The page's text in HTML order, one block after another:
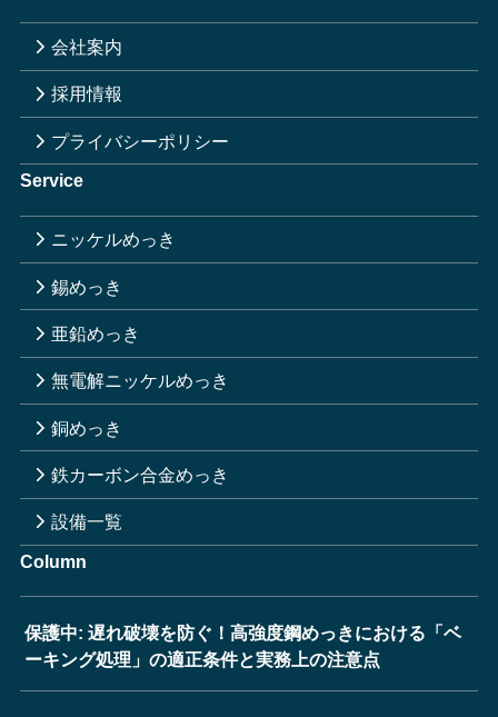
会社案内
採用情報
プライバシーポリシー
Service
ニッケルめっき
錫めっき
亜鉛めっき
無電解ニッケルめっき
銅めっき
鉄カーボン合金めっき
設備一覧
Column
保護中: 遅れ破壊を防ぐ！高強度鋼めっきにおける「ベ
ーキング処理」の適正条件と実務上の注意点